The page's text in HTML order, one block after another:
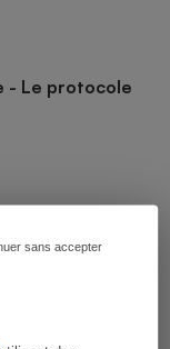
sans accepter
- Le protocole